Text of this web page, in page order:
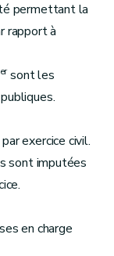
permettant la
rapport à
ersont les
exercice civil.
sont imputées
en charge